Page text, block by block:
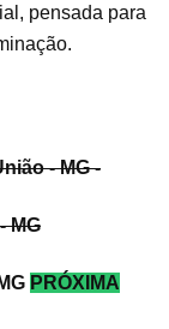
pensada para
- MG -
MG
PRÓXIMA